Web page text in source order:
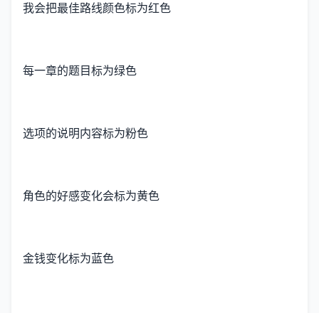
我会把最佳路线颜色标为红色
每一章的题目标为绿色
选项的说明内容标为粉色
角色的好感变化会标为黄色
金钱变化标为蓝色